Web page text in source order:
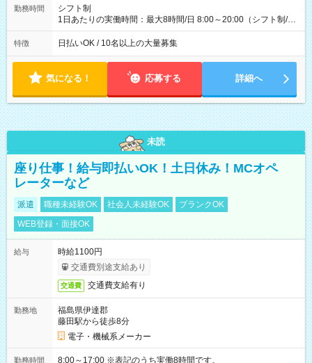
勤務時間
シフト制
1日あたりの実働時間：最大8時間/日 8:00～20:00（シフト制/実
働8時間） ※週5日勤務（場所次第では週4も有り） ※配達状況
によって時間外での勤務可能性有り ※案件により多少の前後あ
特徴 日払いOK / 10名以上の大量募集
気になる！ 応募する 詳細へ
未読
座り仕事！給与即払いOK！土日休み！MCオペ
レーターなど
派遣 職種未経験OK 社会人未経験OK
ブランクOK
WEB登録・面接OK
給与
時給1100円
交通費別途支給あり
交通費 交通費支給有り
勤務地
福島県伊達郡
藤田駅から徒歩8分
電子・機械系メーカー
勤務時間 8:00～17:00 ※表記のうち実働8時間です。